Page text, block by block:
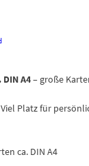
A4– große
Platz für
ca. DIN A4